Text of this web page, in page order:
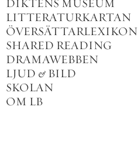
DIKTENS MUSEUM
LITTERATURKARTAN
ÖVERSÄTTARLEXIKON
SHARED READING
DRAMAWEBBEN
LJUD & BILD
SKOLAN
OM LB